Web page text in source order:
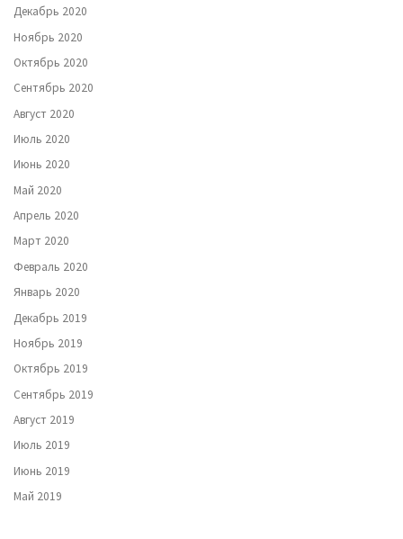
Декабрь 2020
Ноябрь 2020
Октябрь 2020
Сентябрь 2020
Август 2020
Июль 2020
Июнь 2020
Май 2020
Апрель 2020
Март 2020
Февраль 2020
Январь 2020
Декабрь 2019
Ноябрь 2019
Октябрь 2019
Сентябрь 2019
Август 2019
Июль 2019
Июнь 2019
Май 2019